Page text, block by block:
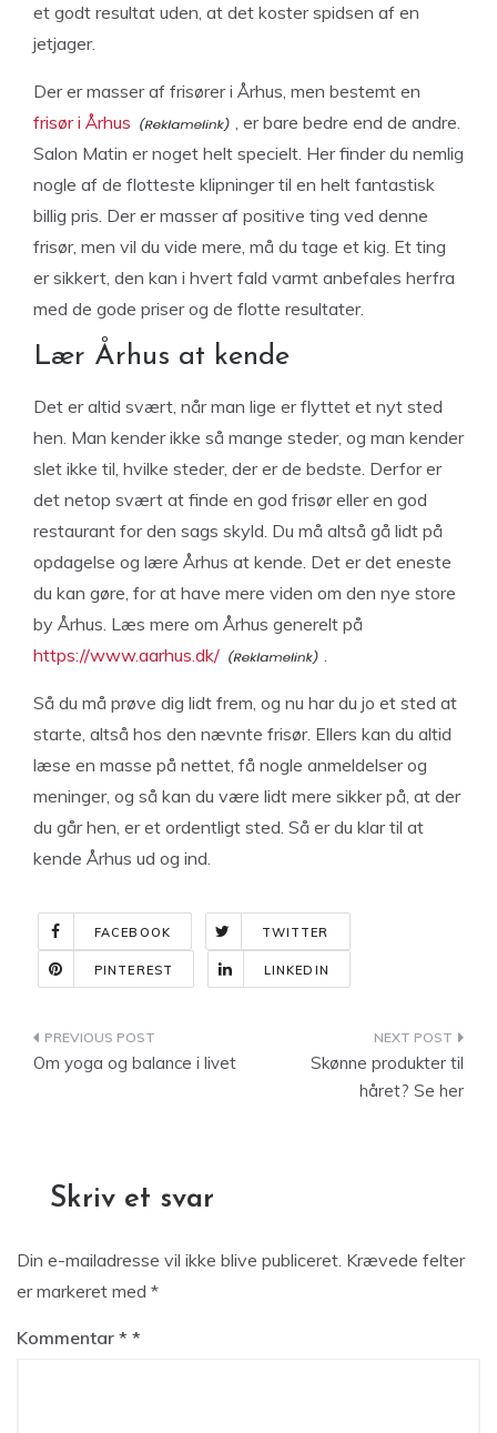
et godt resultat uden, at det koster spidsen af en
jetjager.
Der er masser af frisører i Århus, men bestemt en
frisør i Århus
, er bare bedre end de andre.
Salon Matin er noget helt specielt. Her finder du nemlig
nogle af de flotteste klipninger til en helt fantastisk
billig pris. Der er masser af positive ting ved denne
frisør, men vil du vide mere, må du tage et kig. Et ting
er sikkert, den kan i hvert fald varmt anbefales herfra
med de gode priser og de flotte resultater.
Lær Århus at kende
Det er altid svært, når man lige er flyttet et nyt sted
hen. Man kender ikke så mange steder, og man kender
slet ikke til, hvilke steder, der er de bedste. Derfor er
det netop svært at finde en god frisør eller en god
restaurant for den sags skyld. Du må altså gå lidt på
opdagelse og lære Århus at kende. Det er det eneste
du kan gøre, for at have mere viden om den nye store
by Århus. Læs mere om Århus generelt på
https://www.aarhus.dk/
.
Så du må prøve dig lidt frem, og nu har du jo et sted at
starte, altså hos den nævnte frisør. Ellers kan du altid
læse en masse på nettet, få nogle anmeldelser og
meninger, og så kan du være lidt mere sikker på, at der
du går hen, er et ordentligt sted. Så er du klar til at
kende Århus ud og ind.
FACEBOOK TWITTER
PINTEREST LINKEDIN
Indlægsnavigation
Om yoga og balance i livet
Skønne produkter til
håret? Se her
Skriv et svar
Din e-mailadresse vil ikke blive publiceret. Krævede felter
er markeret med *
Kommentar *